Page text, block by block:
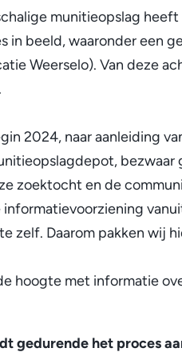
munitieopslag
in beeld, waaronder een
Weerselo). Van deze
2024, naar aanleiding
bezwaar
zoektocht en de
zelf. Daarom pakken wij
hoogte met informatie
gedurende het proces